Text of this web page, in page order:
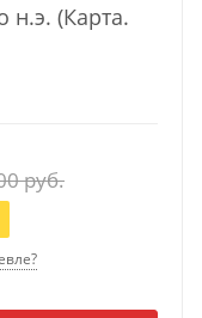
н.э. (Карта.
руб.